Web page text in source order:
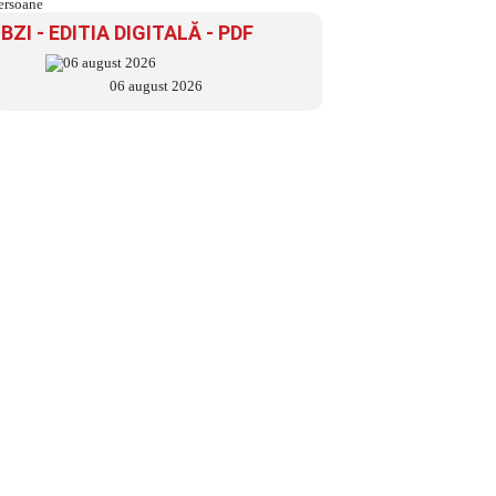
BZI - EDITIA DIGITALĂ - PDF
06 august 2026